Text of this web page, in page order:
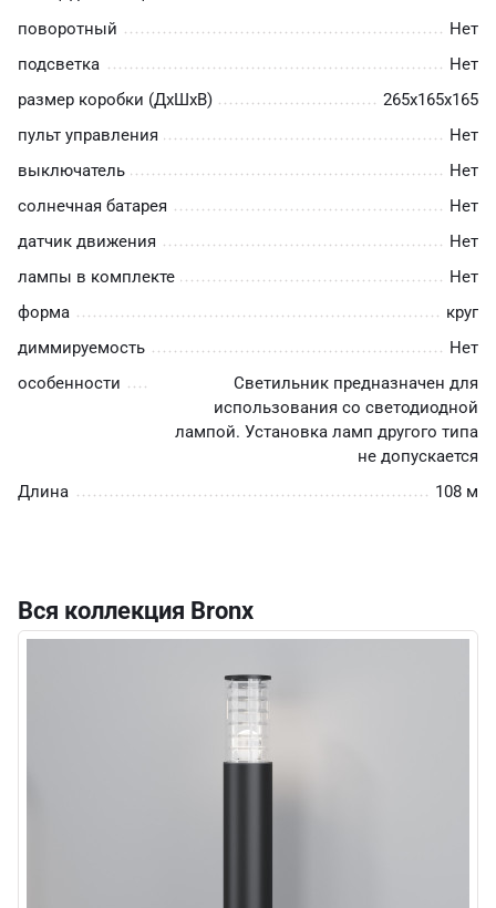
поворотный
Нет
подсветка
Нет
размер коробки (ДхШхВ)
265х165х165
пульт управления
Нет
выключатель
Нет
солнечная батарея
Нет
датчик движения
Нет
лампы в комплекте
Нет
форма
круг
диммируемость
Нет
особенности
Светильник предназначен для
использования со светодиодной
лампой. Установка ламп другого типа
не допускается
Длина
108 м
Вся коллекция Bronx